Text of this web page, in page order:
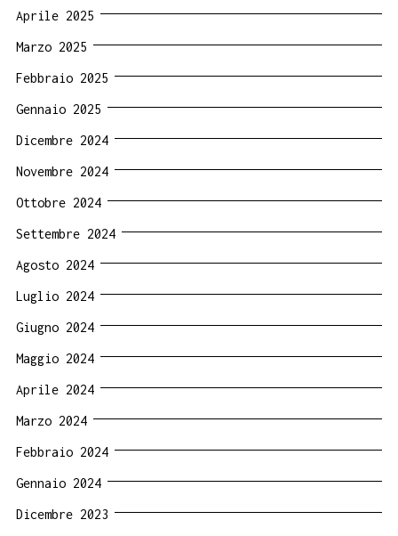
Aprile 2025
Marzo 2025
Febbraio 2025
Gennaio 2025
Dicembre 2024
Novembre 2024
Ottobre 2024
Settembre 2024
Agosto 2024
Luglio 2024
Giugno 2024
Maggio 2024
Aprile 2024
Marzo 2024
Febbraio 2024
Gennaio 2024
Dicembre 2023